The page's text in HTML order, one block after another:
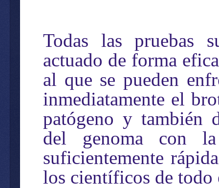
Todas las pruebas
actuado de forma
al que se pueden
inmediatamente el
patógeno y también
del genoma con
suficientemente
los científicos de todo